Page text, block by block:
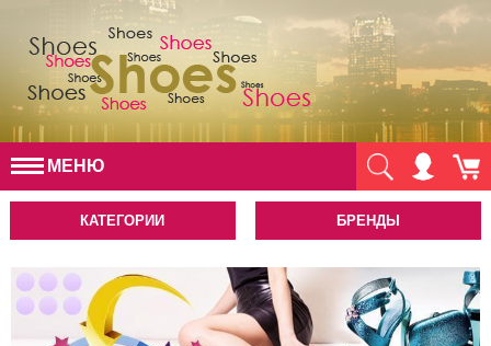
МЕНЮ
КАТЕГОРИИ БРЕНДЫ